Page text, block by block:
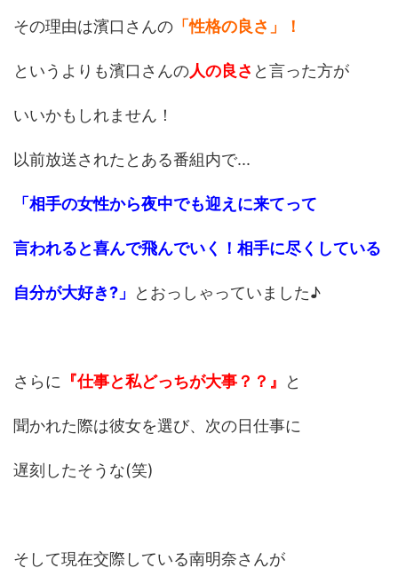
その理由は濱口さんの 「性格の良さ」！
というよりも濱口さんの人の良さ と言った方が
いいかもしれません！
以前放送されたとある番組内で...
「相手の女性から夜中でも迎えに来てって
言われると喜んで飛んでいく！相手に尽くしている
自分が大好き?」 とおっしゃっていました♪
さらに 『仕事と私どっちが大事？？』 と
聞かれた際は彼女を選び、次の日仕事に
遅刻したそうな(笑)
そして現在交際している南明奈さんが